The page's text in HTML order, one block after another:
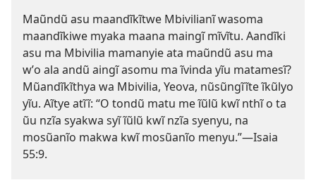
Maũndũ asu maandĩkĩtwe Mbivilianĩ wasoma
maandĩkiwe myaka maana maingĩ mĩvĩtu. Aandĩki
asu ma Mbivilia mamanyie ata maũndũ asu ma
wʼo ala andũ aingĩ asomu ma ĩvinda yĩu matamesĩ?
Mũandĩkĩthya wa Mbivilia, Yeova, nũsũngĩĩte ĩkũlyo
yĩu. Aĩtye atĩĩ: “O tondũ matu me ĩũlũ kwĩ nthĩ o ta
ũu nzĩa syakwa syĩ ĩũlũ kwĩ nzĩa syenyu, na
mosũanĩo makwa kwĩ mosũanĩo menyu.”—Isaia
55:9.